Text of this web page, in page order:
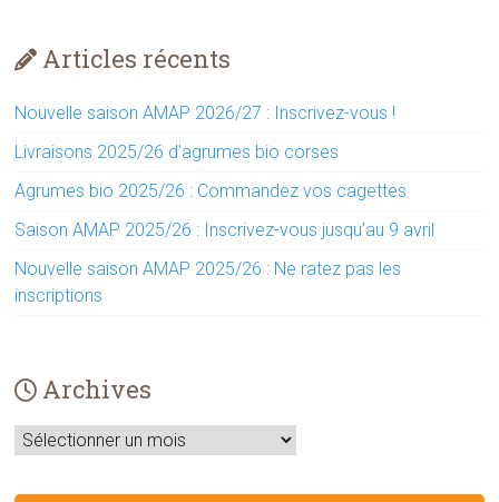
Articles récents
Nouvelle saison AMAP 2026/27 : Inscrivez-vous !
Livraisons 2025/26 d’agrumes bio corses
Agrumes bio 2025/26 : Commandez vos cagettes
Saison AMAP 2025/26 : Inscrivez-vous jusqu’au 9 avril
Nouvelle saison AMAP 2025/26 : Ne ratez pas les
inscriptions
Archives
Archives